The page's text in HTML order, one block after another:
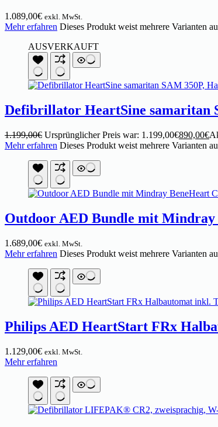
1.089,00€ exkl. MwSt.
Mehr erfahren Dieses Produkt weist mehrere Varianten
AUSVERKAUFT
Defibrillator HeartSine samaritan
1.199,00€ Ursprünglicher Preis war: 1.199,00€890,00€
Mehr erfahren Dieses Produkt weist mehrere Varianten
Outdoor AED Bundle mit
1.689,00€ exkl. MwSt.
Mehr erfahren Dieses Produkt weist mehrere Varianten
Philips AED HeartStart FRx
1.129,00€ exkl. MwSt.
Mehr erfahren